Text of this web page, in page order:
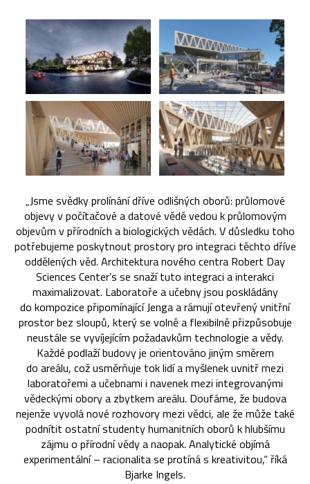
„Jsme svědky prolínání dříve odlišných oborů: průlomové
objevy v počítačové a datové vědě vedou k průlomovým
objevům v přírodních a biologických vědách. V důsledku toho
potřebujeme poskytnout prostory pro integraci těchto dříve
oddělených věd. Architektura nového centra Robert Day
Sciences Center’s se snaží tuto integraci a interakci
maximalizovat. Laboratoře a učebny jsou poskládány
do kompozice připomínající Jenga a rámují otevřený vnitřní
prostor bez sloupů, který se volně a flexibilně přizpůsobuje
neustále se vyvíjejícím požadavkům technologie a vědy.
Každé podlaží budovy je orientováno jiným směrem
do areálu, což usměrňuje tok lidí a myšlenek uvnitř mezi
laboratořemi a učebnami i navenek mezi integrovanými
vědeckými obory a zbytkem areálu. Doufáme, že budova
nejenže vyvolá nové rozhovory mezi vědci, ale že může také
podnítit ostatní studenty humanitních oborů k hlubšímu
zájmu o přírodní vědy a naopak. Analytické objímá
experimentální – racionalita se protíná s kreativitou,“ říká
Bjarke Ingels.